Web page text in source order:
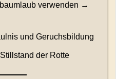
verwenden →
und Geruchsbildung
der Rotte